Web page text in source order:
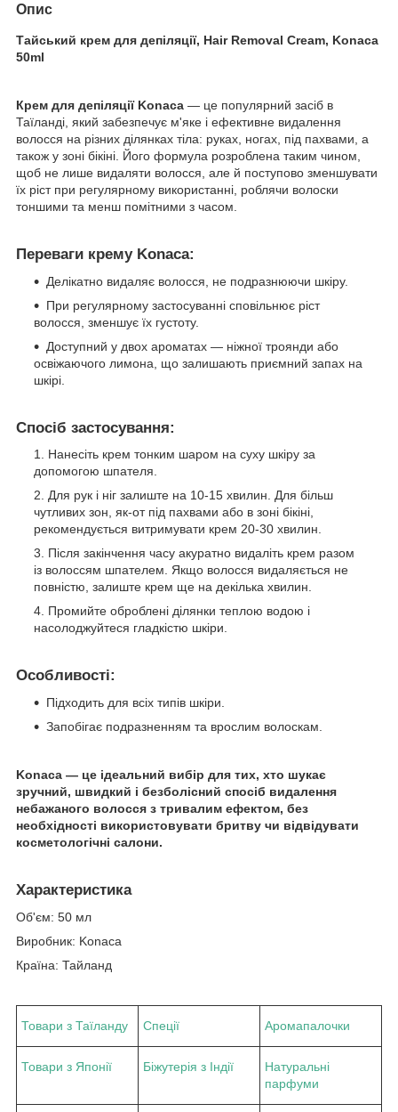
Опис
Тайський крем для депіляції, Hair Removal Cream, Konaca
50ml
Крем для депіляції Konaca — це популярний засіб в
Таїланді, який забезпечує м'яке і ефективне видалення
волосся на різних ділянках тіла: руках, ногах, під пахвами, а
також у зоні бікіні. Його формула розроблена таким чином,
щоб не лише видаляти волосся, але й поступово зменшувати
їх ріст при регулярному використанні, роблячи волоски
тоншими та менш помітними з часом.
Переваги крему Konaca:
Делікатно видаляє волосся, не подразнюючи шкіру.
При регулярному застосуванні сповільнює ріст
волосся, зменшує їх густоту.
Доступний у двох ароматах — ніжної троянди або
освіжаючого лимона, що залишають приємний запах на
шкірі.
Спосіб застосування:
Нанесіть крем тонким шаром на суху шкіру за
допомогою шпателя.
Для рук і ніг залиште на 10-15 хвилин. Для більш
чутливих зон, як-от під пахвами або в зоні бікіні,
рекомендується витримувати крем 20-30 хвилин.
Після закінчення часу акуратно видаліть крем разом
із волоссям шпателем. Якщо волосся видаляється не
повністю, залиште крем ще на декілька хвилин.
Промийте оброблені ділянки теплою водою і
насолоджуйтеся гладкістю шкіри.
Особливості:
Підходить для всіх типів шкіри.
Запобігає подразненням та врослим волоскам.
Konaca — це ідеальний вибір для тих, хто шукає
зручний, швидкий і безболісний спосіб видалення
небажаного волосся з тривалим ефектом, без
необхідності використовувати бритву чи відвідувати
косметологічні салони.
Характеристика
Об'єм: 50 мл
Виробник: Konaca
Країна: Тайланд
Товари з Таїланду Спеції Аромапалочки
Товари з Японії Біжутерія з Індії
Натуральні
парфуми